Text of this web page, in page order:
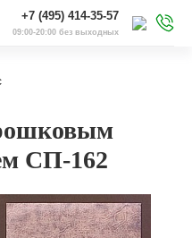
+7 (495) 414-35-57
09:00-20:00 без выходных
СП-162